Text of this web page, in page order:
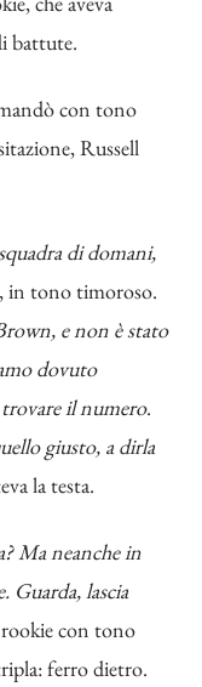
battute.
con tono
Russell
di domani,
in tono timoroso.
e non è stato
dovuto
il numero.
giusto, a dirla
la testa.
Ma neanche in
Guarda, lascia
rookie con tono
ferro dietro.